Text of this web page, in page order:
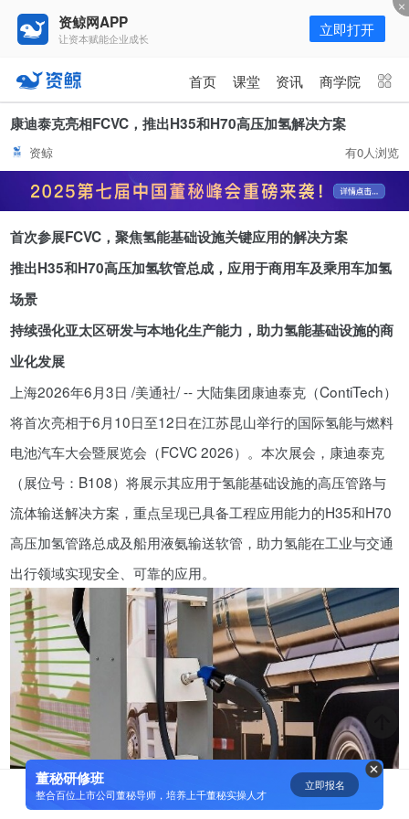
资鲸网APP
让资本赋能企业成长 立即打开
首页 课堂 资讯 商学院
资讯 课堂 直播 商学院
报告 行业峰会
为你推荐
资鲸精选 | 127页PPT，读懂复
星、平安、腾讯、比亚迪、碧桂园
局！（非常值得收藏！）
11-01
模式”！推荐收藏！
08-02
资鲸精选 | 迈瑞医疗上市：是王者
归来，还是“毒角兽”降临？
09-29
短视频用户规模超2.4亿 商业模式
仍处于探索当中
07-24
腾讯与马化腾：腾讯五虎是如何分
配股权的
08-01
资鲸精选 | Airbnb天使轮融资BP只
有这14页，但足以打动投资人
11-21
康迪泰克亮相FCVC，推出H35和H70高压加氢解决方案
资鲸 有0人浏览
首次参展FCVC ，聚焦氢能基础设施关键应用的解决方案
推出H35和H70高压加氢软管总成，应用于商用车及乘用车加氢
场景
持续强化亚太区研发与本地化生产能力，助力氢能基础设施的商
业化发展
上海2026年6月3日 /美通社/ -- 大陆集团康迪泰克（ContiTech）
将首次亮相于6月10日至12日在江苏昆山举行的国际氢能与燃料
电池汽车大会暨展览会（FCVC 2026）。本次展会，康迪泰克
（展位号：B108）将展示其应用于氢能基础设施的高压管路与
流体输送解决方案，重点呈现已具备工程应用能力的H35和H70
高压加氢管路总成及船用液氨输送软管，助力氢能在工业与交通
出行领域实现安全、可靠的应用。
董秘研修班
整合百位上市公司董秘导师，培养上千董秘实操人才
立即报名